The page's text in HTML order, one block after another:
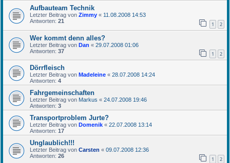
Aufbauteam Technik
Letzter Beitrag von Zimmy « 11.08.2008 14:53
Antworten: 21 1 2
Wer kommt denn alles?
Letzter Beitrag von Dan « 29.07.2008 01:06
Antworten: 37 1 2
Dörrfleisch
Letzter Beitrag von Madeleine « 28.07.2008 14:24
Antworten: 4
Fahrgemeinschaften
Letzter Beitrag von Markus « 24.07.2008 19:46
Antworten: 3
Transportproblem Jurte?
Letzter Beitrag von Domenik « 22.07.2008 13:14
Antworten: 17
Unglaublich!!!
Letzter Beitrag von Carsten « 09.07.2008 12:36
Antworten: 26 1 2